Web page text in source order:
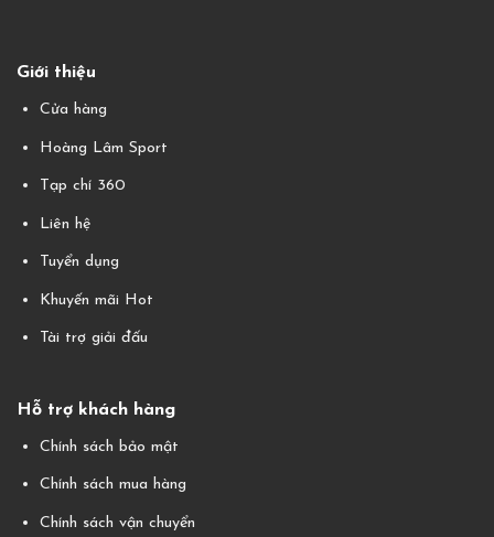
Giới thiệu
Cửa hàng
Hoàng Lâm Sport
Tạp chí 360
Liên hệ
Tuyển dụng
Khuyến mãi Hot
Tài trợ giải đấu
Hỗ trợ khách hàng
Chính sách bảo mật
Chính sách mua hàng
Chính sách vận chuyển